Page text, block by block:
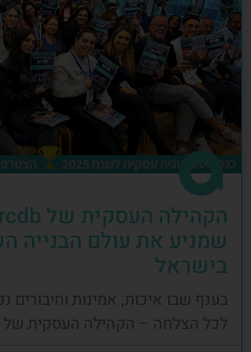
שמניע את עולם הבנייה
בישראל
בענף שבו איכות, אמינות וחיבורים
לכל הצלחה – הקהילה העסקית של arcdb